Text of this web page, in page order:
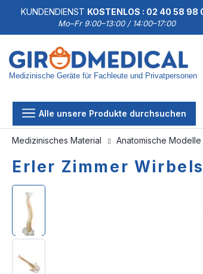
KUNDENDIENST KOSTENLOS : 02 40 58 98
Mo–Fr 9:00–13:00 / 14:00–17:00
Medizinische Geräte für Fachleute und Privatpersonen
Alle unsere Produkte durchsuchen
Medizinisches Material Anatomische Modelle
Erler Zimmer
Zum
Ende
Bildgalerie
springen
Zum
Anfang
Bildgalerie
springen